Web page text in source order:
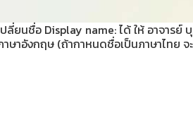
ยนชื่อ Display name: ได้ ให้ อาจาร
ษาอังกฤษ (ถ้ากาหนดชื่อเป็นภาษาไทย